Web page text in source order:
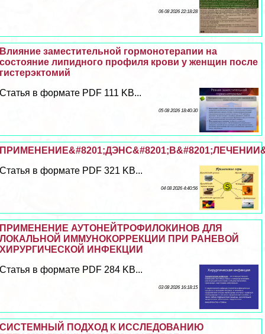
06 08 2026 22:18:28
Влияние заместительной гормонотерапии на
состояние липидного профиля крови у женщин после
гистерэктомий
Статья в формате PDF 111 KB...
05 08 2026 18:40:30
Статья в формате PDF 321 KB...
04 08 2026 4:40:56
ПРИМЕНЕНИЕ АУТОНЕЙТРОФИЛОКИНОВ ДЛЯ
ЛОКАЛЬНОЙ ИММУНОКОРРЕКЦИИ ПРИ РАНЕВОЙ
ХИРУРГИЧЕСКОЙ ИНФЕКЦИИ
Статья в формате PDF 284 KB...
03 08 2026 16:18:15
СИСТЕМНЫЙ ПОДХОД К ИССЛЕДОВАНИЮ